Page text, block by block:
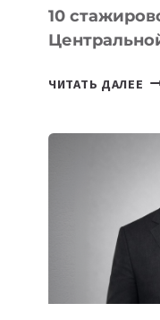
10
ЧИТАТЬ ДАЛЕЕ 10